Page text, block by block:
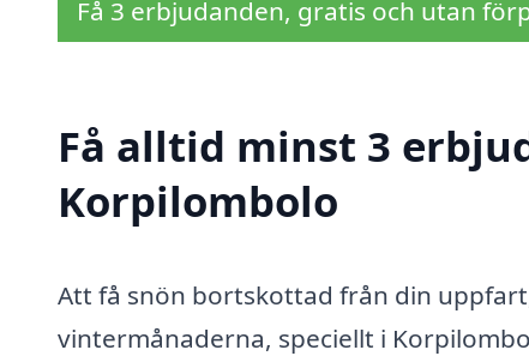
Få 3 erbjudanden, gratis och utan
Få alltid minst 3
Korpilombolo
Att få snön bortskottad från din
vintermånaderna, speciellt i